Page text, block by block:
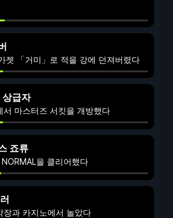
젯 「거미」로 적을 강에 던져버렸다
상급자
서 마스터즈 서킷을 개방했다
죠류
을 클리어했다
장과 카지노에서 놀았다